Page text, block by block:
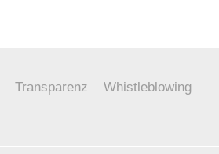
Transparenz
Whistleblowing